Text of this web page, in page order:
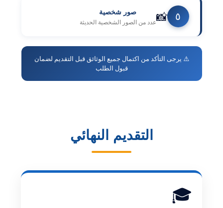
٥ 📸 صور شخصية
عدد من الصور الشخصية الحديثة
⚠️ يرجى التأكد من اكتمال جميع الوثائق قبل التقديم لضمان
قبول الطلب
التقديم النهائي
🎓